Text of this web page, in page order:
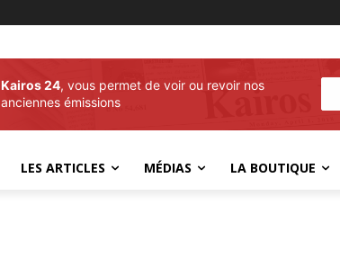
Kairos 24, vous permet de voir ou revoir nos
anciennes émissions
LES ARTICLES MÉDIAS LA BOUTIQUE